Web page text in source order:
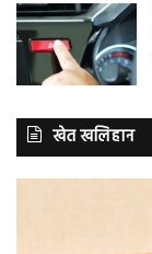
खेत खलिहान